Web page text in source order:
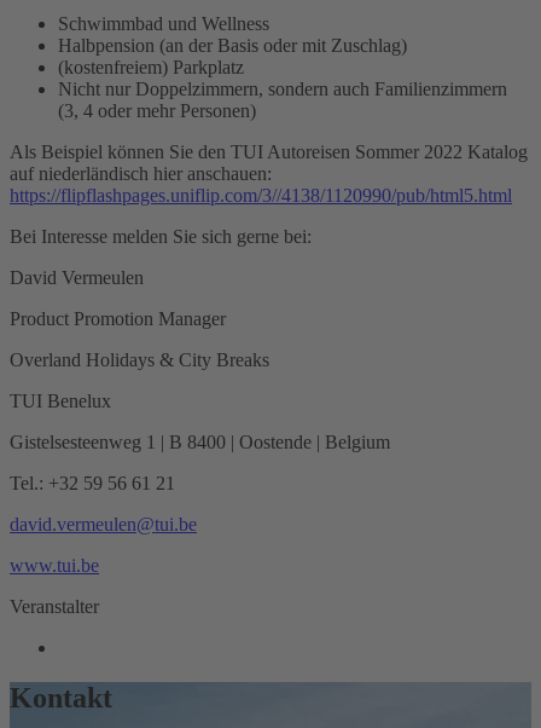
Schwimmbad und Wellness
Halbpension (an der Basis oder mit Zuschlag)
(kostenfreiem) Parkplatz
Nicht nur Doppelzimmern, sondern auch Familienzimmern
(3, 4 oder mehr Personen)
Als Beispiel können Sie den TUI Autoreisen Sommer 2022 Katalog
auf niederländisch hier anschauen:
https://flipflashpages.uniflip.com/3//4138/1120990/pub/html5.html
Bei Interesse melden Sie sich gerne bei:
David Vermeulen
Product Promotion Manager
Overland Holidays & City Breaks
TUI Benelux
Gistelsesteenweg 1 | B 8400 | Oostende | Belgium
Tel.: +32 59 56 61 21
david.vermeulen@tui.be
www.tui.be
Veranstalter
Kontakt